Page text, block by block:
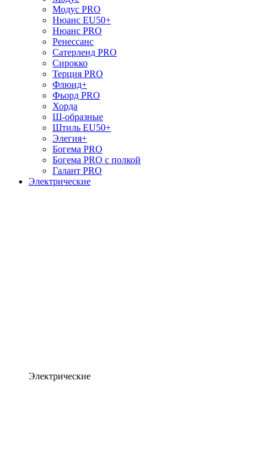
Модус PRO
Нюанс EU50+
Нюанс PRO
Ренессанс
Сатерленд PRO
Сирокко
Терция PRO
Флюид+
Фьорд PRO
Хорда
Ш-образные
Штиль EU50+
Элегия+
Богема PRO
Богема PRO с полкой
Галант PRO
Электрические
Электрические